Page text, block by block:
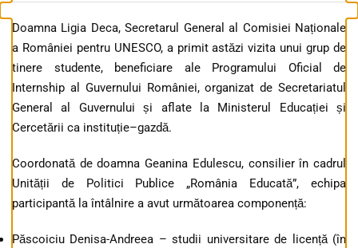
Doamna Ligia Deca, Secretarul General al Comisiei Naționale
a României pentru UNESCO, a primit astăzi vizita unui grup de
tinere studente, beneficiare ale Programului Oficial de
Internship al Guvernului României, organizat de Secretariatul
General al Guvernului și aflate la Ministerul Educației și
Cercetării ca instituție–gazdă.
Coordonată de doamna Geanina Edulescu, consilier în cadrul
Unității de Politici Publice „România Educată”, echipa
participantă la întâlnire a avut următoarea componență:
Păscoiciu Denisa-Andreea – studii universitare de licență (în